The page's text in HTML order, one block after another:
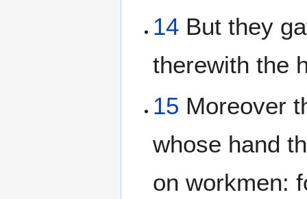
14 But they
therewith the
15 Moreover
whose hand
on workmen: